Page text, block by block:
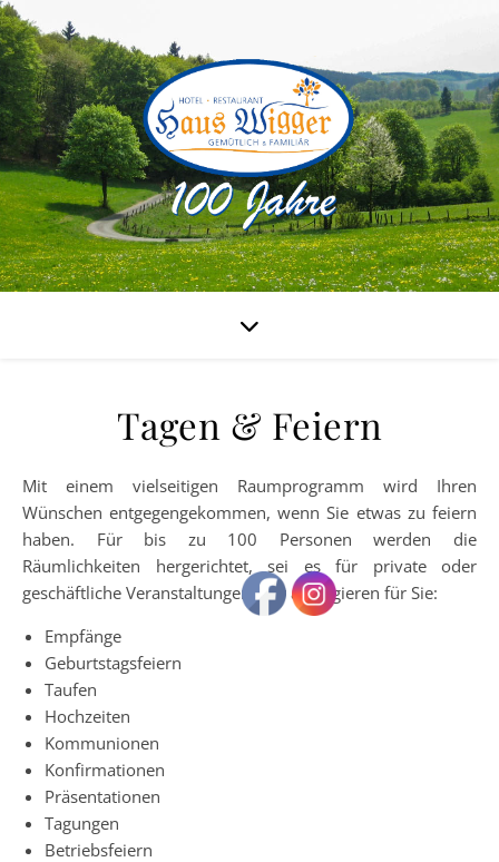
Tagen & Feiern
Mit einem vielseitigen Raumprogramm wird Ihren
Wünschen entgegengekommen, wenn Sie etwas zu feiern
haben. Für bis zu 100 Personen werden die
Räumlichkeiten hergerichtet, sei es für private oder
geschäftliche Veranstaltungen. Wir arrangieren für Sie:
Empfänge
Geburtstagsfeiern
Taufen
Hochzeiten
Kommunionen
Konfirmationen
Präsentationen
Tagungen
Betriebsfeiern